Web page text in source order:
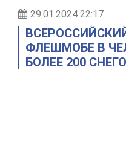
29.01.2024 22:17
ФЛЕШМОБЕ В
БОЛЕЕ 200